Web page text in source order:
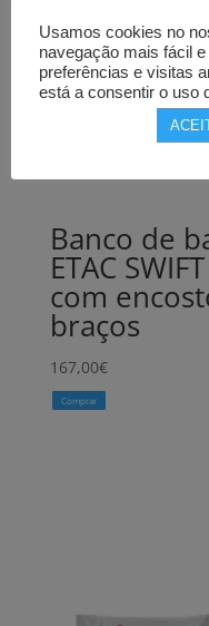
Banco de
ETAC
com
braços
167,00€
Comprar
Usamos cookies no
navegação mais fácil
preferências e visitas
está a consentir o uso